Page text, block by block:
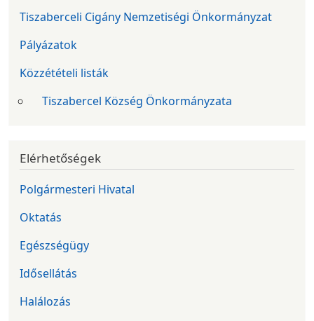
Tiszaberceli Cigány Nemzetiségi Önkormányzat
Pályázatok
Közzétételi listák
Tiszabercel Község Önkormányzata
Elérhetőségek
Polgármesteri Hivatal
Oktatás
Egészségügy
Idősellátás
Halálozás